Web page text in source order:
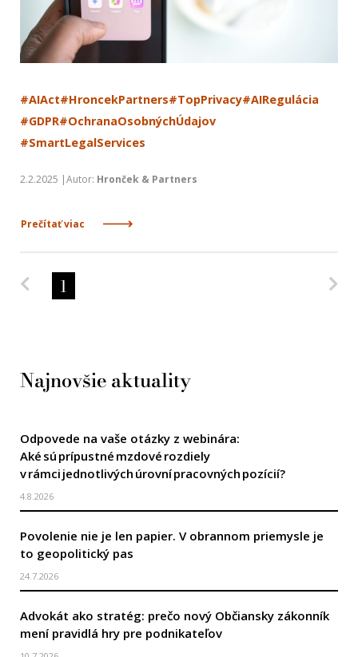
#AIAct#HroncekPartners#TopPrivacy#AIRegulácia
#GDPR#OchranaOsobnýchÚdajov
#SmartLegalServices
2.2.2025 |Autor: Hronček & Partners
Prečítať viac
Predchádzajúca strana
1
Najnovšie aktuality
Odpovede na vaše otázky z webinára:
Aké sú prípustné mzdové rozdiely
v rámci jednotlivých úrovní pracovných pozícií?
4.8.2026
Povolenie nie je len papier. V obrannom priemysle je
to geopolitický pas
24.7.2026
Advokát ako stratég: prečo nový Občiansky zákonník
mení pravidlá hry pre podnikateľov